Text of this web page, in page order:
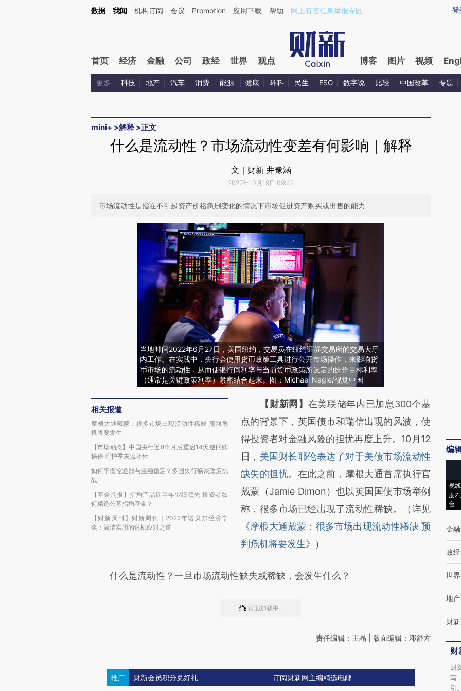
登
数据 我闻 机构订阅 会议 Promotion 应用下载 帮助 网上有害信息举报专区
首页 经济 金融 公司 政经 世界 观点 博客 图片 视频
更多 科技 地产 汽车 消费 能源 健康 环科 民生 ESG 数字说 比较 中国改革 专题
mini+ >解释 >正文
什么是流动性？市场流动性变差有何影响｜解释
文｜财新 井豫涵
2022年10月19日 09:42
市场流动性是指在不引起资产价格急剧变化的情况下市场促进资产购买或出售的能力
当地时间2022年6月27日，美国纽约，交易员在纽约证券交易所的交易大厅
内工作。在实践中，央行会使用货币政策工具进行公开市场操作，来影响货
币市场的流动性，从而使银行间利率与当前货币政策所设定的操作目标利率
（通常是关键政策利率）紧密结合起来。图：Michael Nagle/视觉中国
相关报道
摩根大通戴蒙：很多市场出现流动性稀缺 预判危
机将要发生
【市场动态】中国央行近8个月后重启14天逆回购
操作 呵护季末流动性
如何平衡控通胀与金融稳定？多国央行畅谈政策挑
战
【基金周报】指增产品近半年业绩领先 投资者如
何精选公募指增基金？
【财新周刊】财新周刊｜2022年诺贝尔经济学
奖：简洁实用的危机应对之道
【财新网】 在美联储年内已加息300个基
点的背景下，英国债市和瑞信出现的风波，使
得投资者对金融风险的担忧再度上升。10月12
日， 美国财长耶伦表达了对于美债市场流动性
缺失的担忧。在此之前，摩根大通首席执行官
戴蒙（Jamie Dimon）也以英国国债市场举例
称，很多市场已经出现了流动性稀缺。（详见
《摩根大通戴蒙：很多市场出现流动性稀缺 预
判危机将要发生》
）
什么是流动性？一旦市场流动性缺失或稀缺，会发生什么？
页面加载中...
责任编辑：王晶 | 版面编辑：邓舒方
编
视
度Z
台
金融
政经
世界
地产
财
财
财
写
引。